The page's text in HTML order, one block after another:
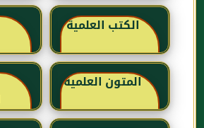
الكتب العلمية
المتون العلمية